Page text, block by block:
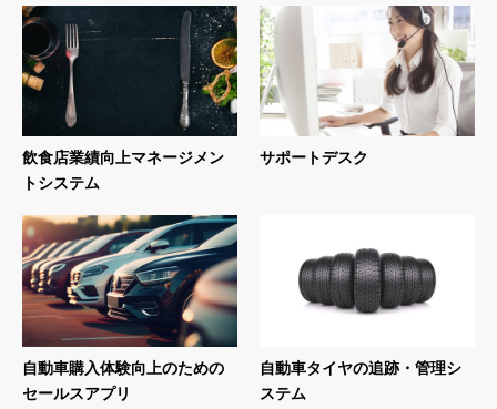
飲食店業績向上マネージメン
トシステム
サポートデスク
自動車購入体験向上のための
セールスアプリ
自動車タイヤの追跡・管理シ
ステム